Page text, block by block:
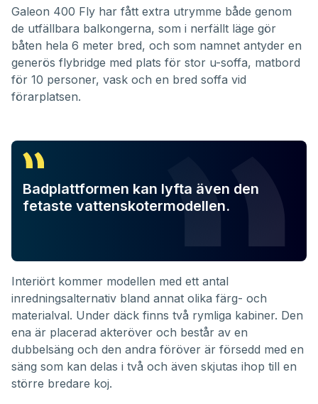
Galeon 400 Fly har fått extra utrymme både genom
de utfällbara balkongerna, som i nerfällt läge gör
båten hela 6 meter bred, och som namnet antyder en
generös flybridge med plats för stor u-soffa, matbord
för 10 personer, vask och en bred soffa vid
förarplatsen.
Badplattformen kan lyfta även den
fetaste vattenskotermodellen.
Interiört kommer modellen med ett antal
inredningsalternativ bland annat olika färg- och
materialval. Under däck finns två rymliga kabiner. Den
ena är placerad akteröver och består av en
dubbelsäng och den andra föröver är försedd med en
säng som kan delas i två och även skjutas ihop till en
större bredare koj.